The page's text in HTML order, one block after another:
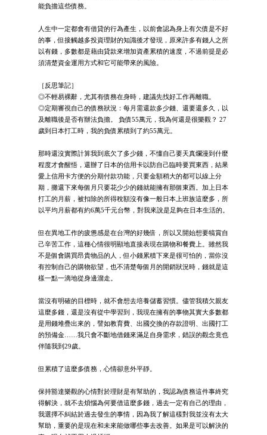
能負擔這些債務。
人生中一定都會有借貸的行為產生，以前會認為身上有欠債是不好
的事，但接觸越多投資理財的知識後才發現，原來許多有錢人之所
以有錢，多數都是藉由貸款來增加資產累積的速度，不過前提是必
須清楚資金運用方式和它可能帶來的風險。
［反思筆記］
◎不輕易裸辭，尤其有債務在身時，建議先找好工作再離職。
◎定期審視自己的債務狀況：每月需還款多少錢、還要還多久，以
及離職後是否有辦法負擔。 負債55萬元，我為何還是很樂觀？ 27
歲到日本打工時，我的負債累積到了約55萬元。
那時還沒實際計算我到底欠了多少錢，不懂自己要天真爛漫到什麼
程度才會醒悟，還辦了日本的信用卡以防自己臨時要買東西，結果
愛上信用卡方便的分期付款功能，只要金額稍大的都可以線上分
期，攤還下來每個月只要花少少的錢就能擁有那個東西。加上日本
打工的月薪，被扣除的所得稅額沒有像一般日本上班族這麼多，所
以平均月薪都有約6萬5千元台幣，對我來說是足夠在日本生活的。
但在異地工作的疲憊感是在台灣的好幾倍，所以又開始想要犒賞自
己辛苦工作，這種心情很明顯地直接表現在購物和餐費上。雖然我
不是個會購買昂貴物品的人，但小錢累積下來是很可怕的，當你沒
有控制自己的購物欲望，也不清楚每個月的開銷狀況時，錢就是這
樣一點一滴地從身邊溜走。
當沒有明確的目標時，就不會想去培養儲蓄習慣。儘管我積欠親友
這麼多錢，還是沒有從中學習到，我現在擁有的事物其實大多數都
是用錢堆疊出來的，譬如教育費、出國交換的存款證明、出國打工
的預備金……我只會不斷地借錢來滿足自身需求，錯誤的觀念竟也
伴隨我到29歲。
但累積了這麼多債務，心情卻意外平靜。
保持豁達樂觀的心情對於理財是有幫助的，我認為債務這件事終究
得解決，就不去煩惱為何要借這麼多錢，過去一定有自己的理由，
我選擇不糾結於過去發生的事情，因為我了解這樣對我並沒有太大
幫助，重要的是現在和未來能做哪些事去改善。如果是可以解決的